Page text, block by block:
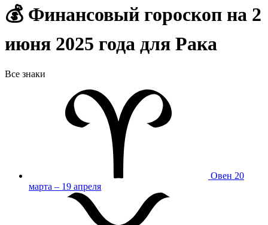
💰 Финансовый гороскоп на 2
июня 2025 года для Рака
Все знаки
Овен 20
марта – 19 апреля